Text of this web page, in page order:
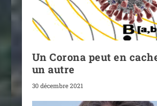
Un Corona peut en
un autre
30 décembre 2021